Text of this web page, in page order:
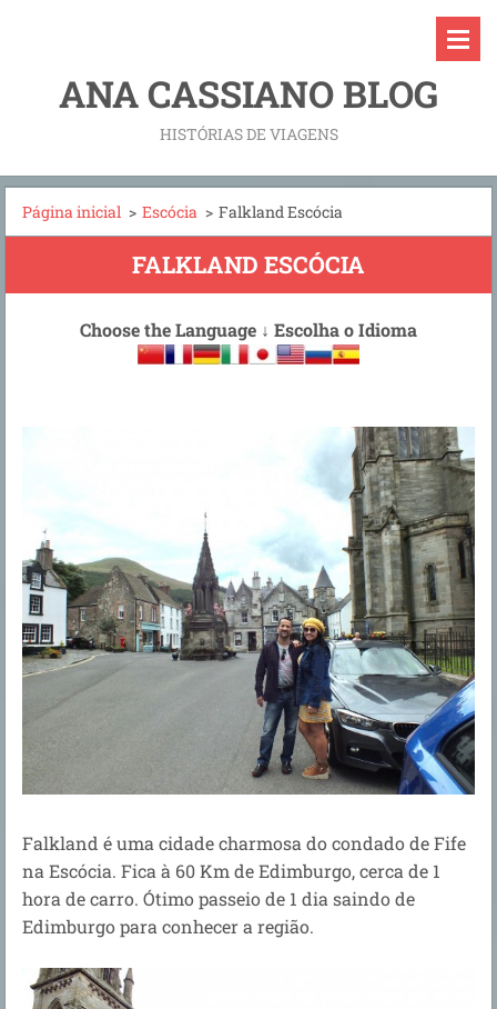
ANA CASSIANO BLOG
HISTÓRIAS DE VIAGENS
Página inicial > Escócia > Falkland Escócia
FALKLAND ESCÓCIA
Choose the Language ↓ Escolha o Idioma
Falkland é uma cidade charmosa do condado de Fife
na Escócia. Fica à 60 Km de Edimburgo, cerca de 1
hora de carro. Ótimo passeio de 1 dia saindo de
Edimburgo para conhecer a região.